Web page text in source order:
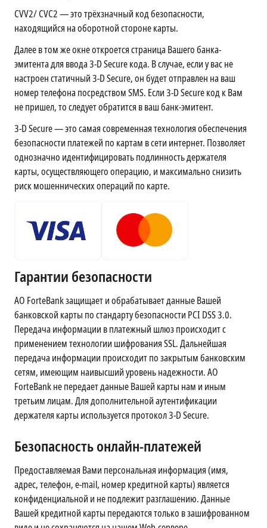
CVV2/ CVC2 — это трёхзначный код безопасности,
находящийся на оборотной стороне карты.
Далее в том же окне откроется страница Вашего банка-
эмитента для ввода 3-D Secure кода. В случае, если у вас не
настроен статичный 3-D Secure, он будет отправлен на ваш
номер телефона посредством SMS. Если 3-D Secure код к Вам
не пришел, то следует обратится в ваш банк-эмитент.
3-D Secure — это самая современная технология обеспечения
безопасности платежей по картам в сети интернет. Позволяет
однозначно идентифицировать подлинность держателя
карты, осуществляющего операцию, и максимально снизить
риск мошеннических операций по карте.
Гарантии безопасности
АО ForteBank защищает и обрабатывает данные Вашей
банковской карты по стандарту безопасности PCI DSS 3.0.
Передача информации в платежный шлюз происходит с
применением технологии шифрования SSL. Дальнейшая
передача информации происходит по закрытым банковским
сетям, имеющим наивысший уровень надежности. АО
ForteBank не передает данные Вашей карты нам и иным
третьим лицам. Для дополнительной аутентификации
держателя карты используется протокол 3-D Secure.
Безопасность онлайн-платежей
Предоставляемая Вами персональная информация (имя,
адрес, телефон, e-mail, номер кредитной карты) является
конфиденциальной и не подлежит разглашению. Данные
Вашей кредитной карты передаются только в зашифрованном